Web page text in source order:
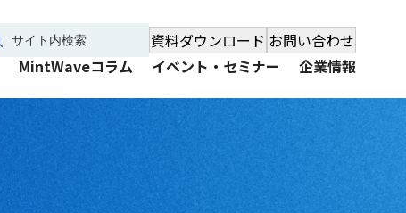
資料ダウンロード お問い合わせ
MintWaveコラム イベント・セミナー 企業情報